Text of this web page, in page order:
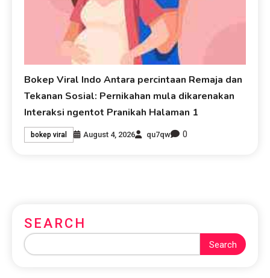
Bokep Viral Indo Antara percintaan Remaja dan
Tekanan Sosial: Pernikahan mula dikarenakan
Interaksi ngentot Pranikah Halaman 1
bokep viral August 4, 2026 qu7qw 0
SEARCH
Search